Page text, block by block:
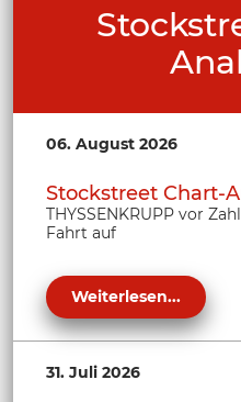
06. August 2026
Stockstreet Chart-
THYSSENKRUPP vor
Fahrt auf
Weiterlesen...
31. Juli 2026